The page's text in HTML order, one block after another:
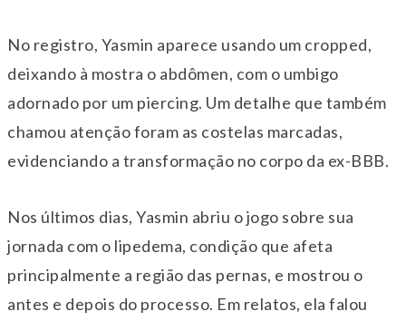
No registro, Yasmin aparece usando um cropped,
deixando à mostra o abdômen, com o umbigo
adornado por um piercing. Um detalhe que também
chamou atenção foram as costelas marcadas,
evidenciando a transformação no corpo da ex-BBB.
Nos últimos dias, Yasmin abriu o jogo sobre sua
jornada com o lipedema, condição que afeta
principalmente a região das pernas, e mostrou o
antes e depois do processo. Em relatos, ela falou